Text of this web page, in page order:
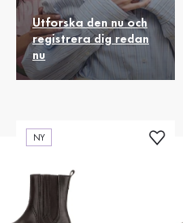
Utforska den nu och
registrera dig redan
nu
NY